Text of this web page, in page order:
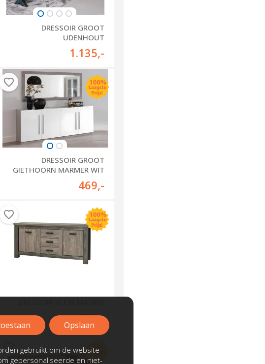
DRESSOIR GROOT
UDENHOUT
1.135,-
DRESSOIR GROOT
GIETHOORN MARMER WIT
469,-
739,-
gebruikt om de website
gepersonaliseerde en niet-
Opslaan